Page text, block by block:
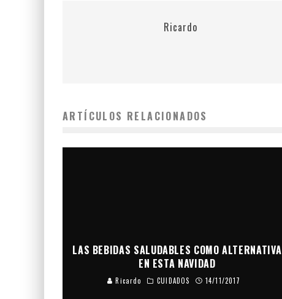
Ricardo
ARTÍCULOS RELACIONADOS
LAS BEBIDAS SALUDABLES COMO ALTERNATIVA
EN ESTA NAVIDAD
Ricardo CUIDADOS 14/11/2017